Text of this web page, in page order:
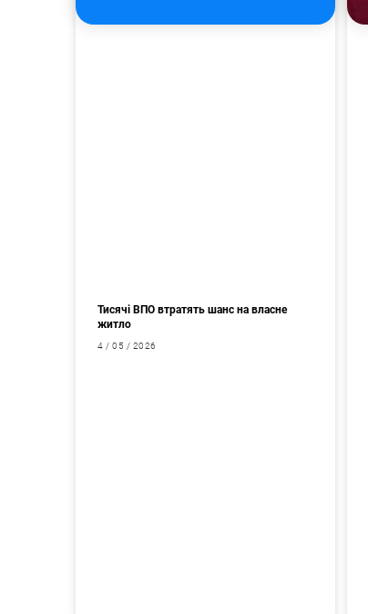
Тисячі ВПО втратять шанс на власне
житло
4 / 05 / 2026